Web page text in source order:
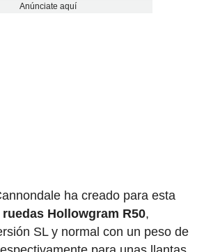
Anúnciate aquí
ha creado para esta
ruedas Hollowgram R50,
SL y normal con un peso de